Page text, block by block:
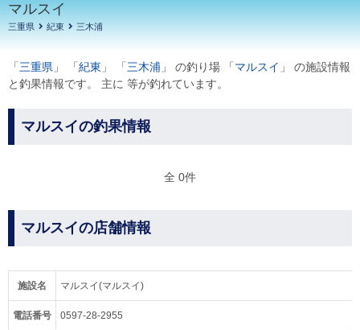
マルスイ
三重県 紀東 三木浦
「 三重県 」 「 紀東 」 「 三木浦 」 の釣り場 「 マルスイ 」 の施設情報
と釣果情報です。 主に 等が釣れています。
マルスイの釣果情報
全 0件
マルスイの店舗情報
施設名 マルスイ(マルスイ)
電話番号 0597-28-2955